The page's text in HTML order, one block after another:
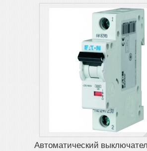
Автоматический